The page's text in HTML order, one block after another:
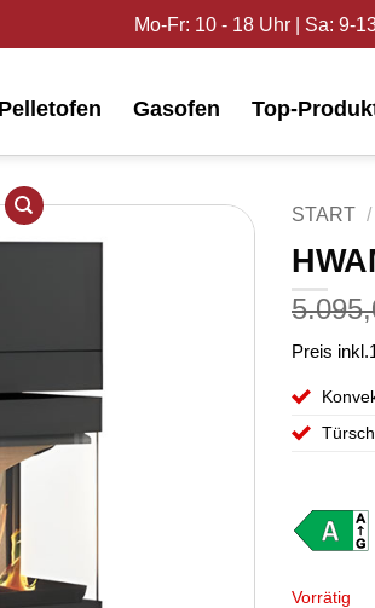
Mo-Fr: 10 - 18 Uhr | Sa: 9-
Pelletofen Gasofen Top-
START /
Preis
Vorrätig